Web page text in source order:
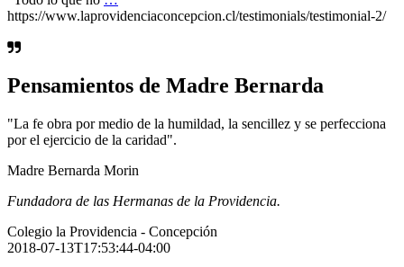
https://www.laprovidenciaconcepcion.cl/testimonials/testimonial-2/
Pensamientos de Madre Bernarda
"La fe obra por medio de la humildad, la sencillez y se perfecciona
por el ejercicio de la caridad".
Madre Bernarda Morin
Fundadora de las Hermanas de la Providencia.
Colegio la Providencia - Concepción
2018-07-13T17:53:44-04:00